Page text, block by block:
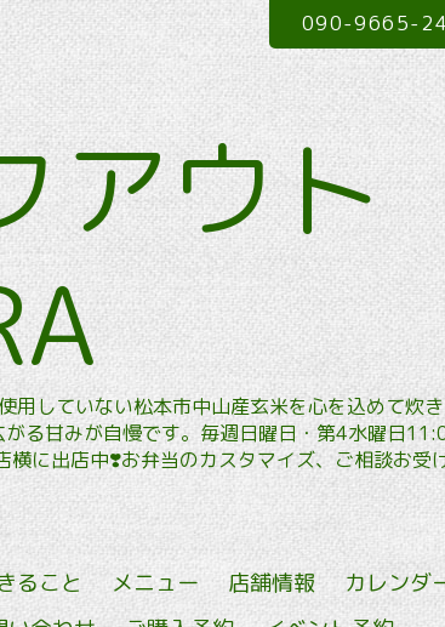
アウ
用していない松本市中山産玄米を心を込めて炊
る甘みが自慢です。毎週日曜日・第4水曜日
に出店中❣️お弁当のカスタマイズ、ご相談お受
090-9665-
ること メニュー 店舗情報
カレンダ